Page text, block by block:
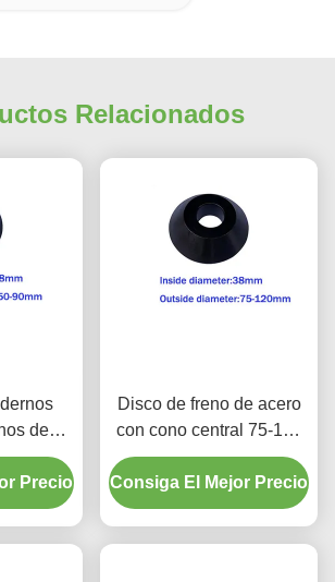
Relacionados
de
de
Precio
Disco de freno de acero
con cono central 75-120
mm de diámetro exterior
Consiga El Mejor Precio